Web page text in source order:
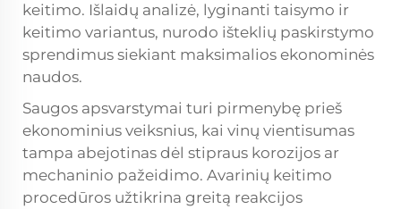
keitimo. Išlaidų analizė, lyginanti taisymo ir
keitimo variantus, nurodo išteklių paskirstymo
sprendimus siekiant maksimalios ekonominės
naudos.
Saugos apsvarstymai turi pirmenybę prieš
ekonominius veiksnius, kai vinų vientisumas
tampa abejotinas dėl stipraus korozijos ar
mechaninio pažeidimo. Avarinių keitimo
procedūros užtikrina greitą reakcijos